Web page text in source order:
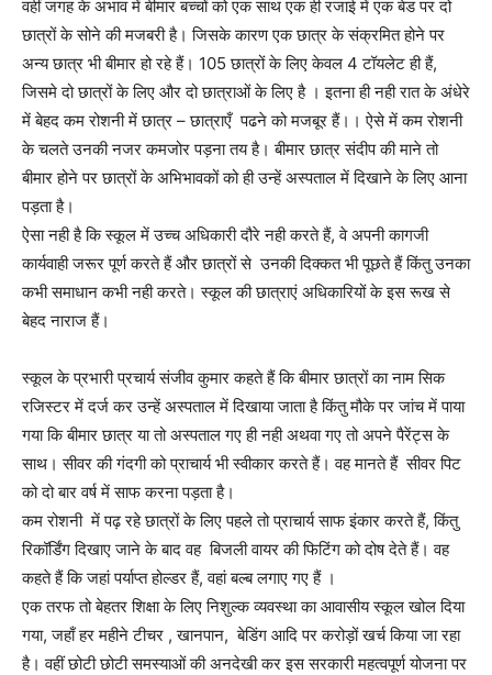
वहीं जगह के अभाव में बीमार बच्चों को एक साथ एक ही रजाई में एक बेड पर दो
छात्रों के सोने की मजबरी है। जिसके कारण एक छात्र के संक्रमित होने पर
अन्य छात्र भी बीमार हो रहे हैं। 105 छात्रों के लिए केवल 4 टॉयलेट ही हैं,
जिसमे दो छात्रों के लिए और दो छात्राओं के लिए है । इतना ही नही रात के अंधेरे
में बेहद कम रोशनी में छात्र – छात्राएँ पढने को मजबूर हैं।। ऐसे में कम रोशनी
के चलते उनकी नजर कमजोर पड़ना तय है। बीमार छात्र संदीप की माने तो
बीमार होने पर छात्रों के अभिभावकों को ही उन्हें अस्पताल में दिखाने के लिए आना
पड़ता है।
ऐसा नही है कि स्कूल में उच्च अधिकारी दौरे नही करते हैं, वे अपनी कागजी
कार्यवाही जरूर पूर्ण करते हैं और छात्रों से उनकी दिक्कत भी पूछते हैं किंतु उनका
कभी समाधान कभी नही करते। स्कूल की छात्राएं अधिकारियों के इस रूख से
बेहद नाराज हैं।
स्कूल के प्रभारी प्रचार्य संजीव कुमार कहते हैं कि बीमार छात्रों का नाम सिक
रजिस्टर में दर्ज कर उन्हें अस्पताल में दिखाया जाता है किंतु मौके पर जांच में पाया
गया कि बीमार छात्र या तो अस्पताल गए ही नही अथवा गए तो अपने पैरेंट्स के
साथ। सीवर की गंदगी को प्राचार्य भी स्वीकार करते हैं। वह मानते हैं सीवर पिट
को दो बार वर्ष में साफ करना पड़ता है।
कम रोशनी में पढ़ रहे छात्रों के लिए पहले तो प्राचार्य साफ इंकार करते हैं, किंतु
रिकॉर्डिंग दिखाए जाने के बाद वह बिजली वायर की फिटिंग को दोष देते हैं। वह
कहते हैं कि जहां पर्याप्त होल्डर हैं, वहां बल्ब लगाए गए हैं ।
एक तरफ तो बेहतर शिक्षा के लिए निशुल्क व्यवस्था का आवासीय स्कूल खोल दिया
गया, जहाँ हर महीने टीचर , खानपान, बेडिंग आदि पर करोड़ों खर्च किया जा रहा
है। वहीं छोटी छोटी समस्याओं की अनदेखी कर इस सरकारी महत्वपूर्ण योजना पर